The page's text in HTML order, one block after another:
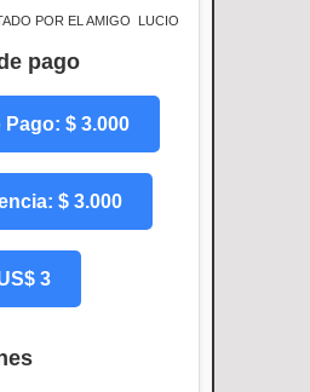
POR EL AMIGO LUCIO
pago
Pago: $ 3.000
$ 3.000
3